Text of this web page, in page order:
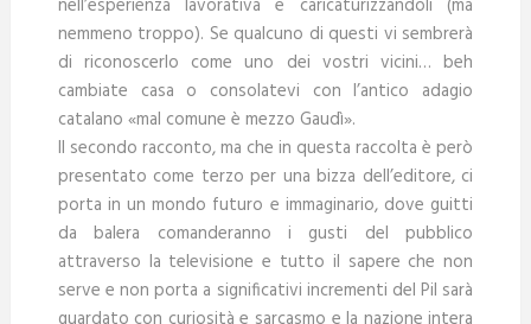
nemmeno troppo). Se qualcuno di questi vi sembrerà
di riconoscerlo come uno dei vostri vicini… beh
cambiate casa o consolatevi con l’antico adagio
catalano «mal comune è mezzo Gaudì».
Il secondo racconto, ma che in questa raccolta è però
presentato come terzo per una bizza dell’editore, ci
porta in un mondo futuro e immaginario, dove guitti
da balera comanderanno i gusti del pubblico
attraverso la televisione e tutto il sapere che non
serve e non porta a significativi incrementi del Pil sarà